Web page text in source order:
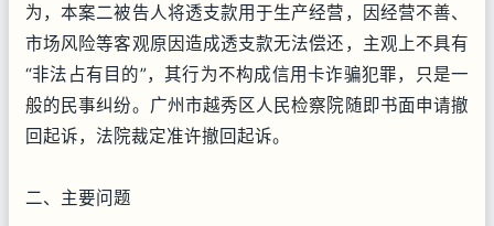
为，本案二被告人将透支款用于生产经营，因经营不善、
市场风险等客观原因造成透支款无法偿还，主观上不具有
“非法占有目的”，其行为不构成信用卡诈骗犯罪，只是一
般的民事纠纷。广州市越秀区人民检察院随即书面申请撤
回起诉，法院裁定准许撤回起诉。
二、主要问题